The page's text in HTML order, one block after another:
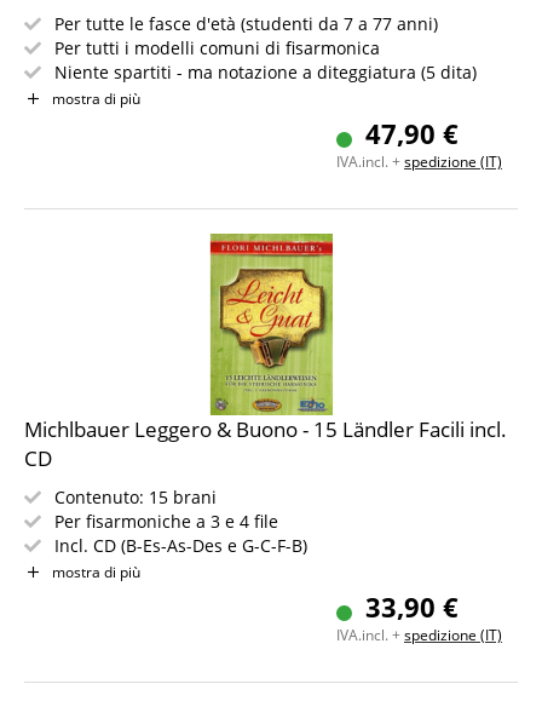
Per tutte le fasce d'età (studenti da 7 a 77 anni)
Per tutti i modelli comuni di fisarmonica
Niente spartiti - ma notazione a diteggiatura (5 dita)
Struttura metodica (istruzioni passo dopo passo)
La più ampia selezione di letteratura musicale (da molto
mostra di più
47,90 €
IVA.incl. +spedizione (IT)
Michlbauer Leggero & Buono - 15 Ländler Facili incl.
CD
Contenuto: 15 brani
Per fisarmoniche a 3 e 4 file
Incl. CD (B-Es-As-Des e G-C-F-B)
Incl. parte aggiuntiva per secondo fisarmonicista
mostra di più
33,90 €
IVA.incl. +spedizione (IT)